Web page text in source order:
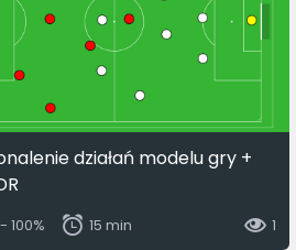
działań modelu gry +
100% 15 min 1